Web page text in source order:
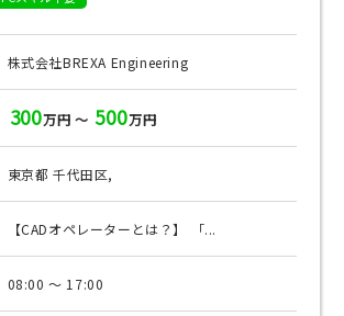
株式会社BREXA Engineering
300万円 ～ 500万円
東京都 千代田区,
【CADオペレーターとは？】 「...
08:00 ～ 17:00